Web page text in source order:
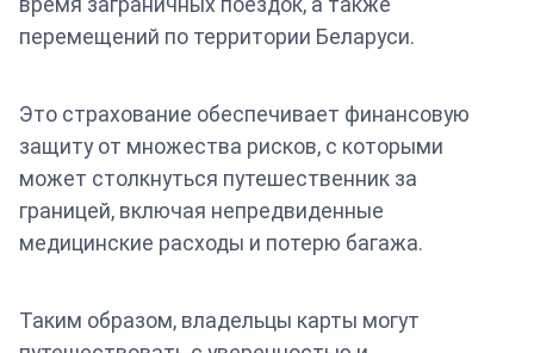
время заграничных поездок, а также
перемещений по территории Беларуси.
Это страхование обеспечивает финансовую
защиту от множества рисков, с которыми
может столкнуться путешественник за
границей, включая непредвиденные
медицинские расходы и потерю багажа.
Таким образом, владельцы карты могут